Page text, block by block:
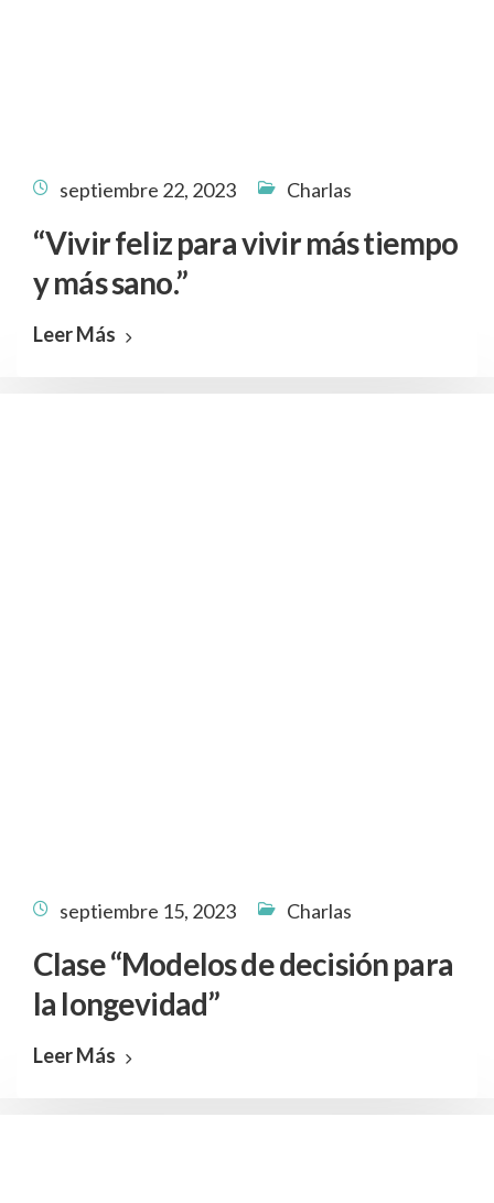
septiembre 22, 2023 Charlas
“Vivir feliz para vivir más tiempo
y más sano.”
Leer Más
septiembre 15, 2023 Charlas
Clase “Modelos de decisión para
la longevidad”
Leer Más